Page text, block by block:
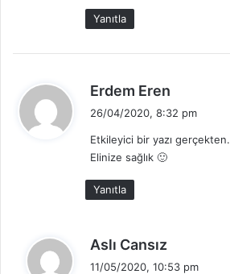
Yanıtla
Erdem Eren
i
26/04/2020, 8:32 pm
Etkileyici bir yazı gerçekten.
Elinize sağlık 🙂
Yanıtla
Aslı Cansız
11/05/2020, 10:53 pm